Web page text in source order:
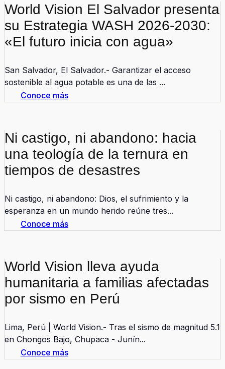
World Vision El Salvador presenta
su Estrategia WASH 2026-2030:
«El futuro inicia con agua»
San Salvador, El Salvador.- Garantizar el acceso
sostenible al agua potable es una de las ...
Conoce más
Ni castigo, ni abandono: hacia
una teología de la ternura en
tiempos de desastres
Ni castigo, ni abandono: Dios, el sufrimiento y la
esperanza en un mundo herido reúne tres...
Conoce más
World Vision lleva ayuda
humanitaria a familias afectadas
por sismo en Perú
Lima, Perú | World Vision.- Tras el sismo de magnitud 5.1
en Chongos Bajo, Chupaca - Junín...
Conoce más